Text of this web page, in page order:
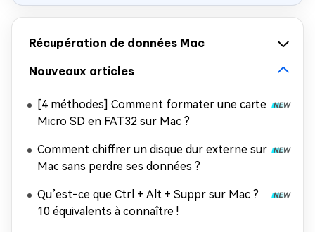
Récupération de données Mac
Nouveaux articles
[4 méthodes] Comment formater une carte
Micro SD en FAT32 sur Mac ?
Comment chiffrer un disque dur externe sur
Mac sans perdre ses données ?
Qu’est-ce que Ctrl + Alt + Suppr sur Mac ?
10 équivalents à connaître !